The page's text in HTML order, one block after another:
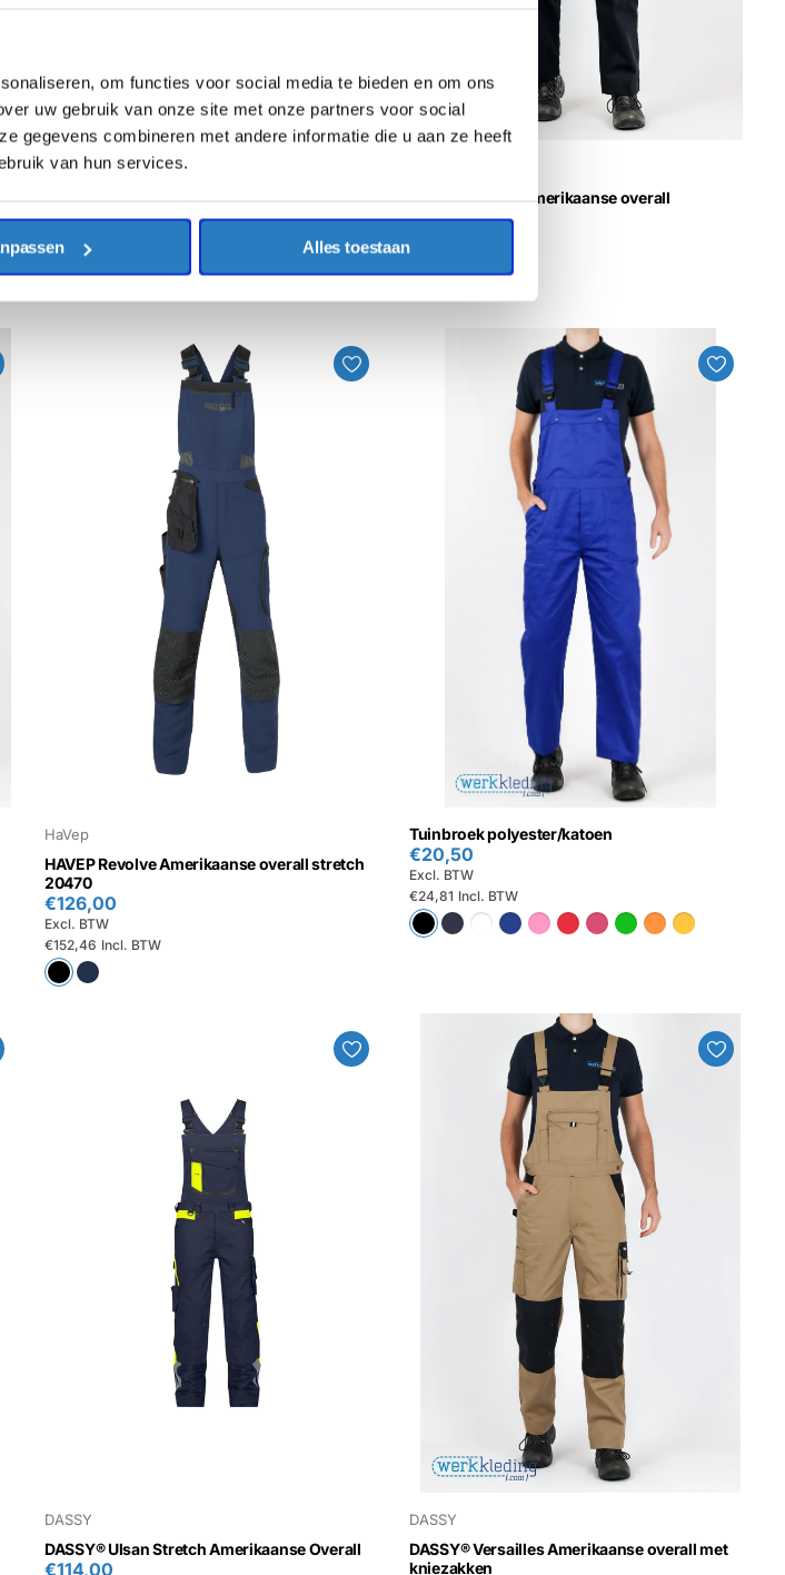
om functies voor social media te bieden en om ons
uw gebruik van onze site met onze partners voor social
gegevens combineren met andere informatie die u aan ze heeft
van hun services.
Alles toestaan
HaVep
Havep 2095 Amerikaanse overall
€50,19
€41,48
DASSY® Calais Amerikaanse overall
€61,59
€50,90
HaVep
HAVEP Revolve Amerikaanse overall stretch
20470
€152,46 Incl. BTW
€126,00
Excl. BTW
Tuinbroek polyester/katoen
€24,81 Incl. BTW
€20,50
Excl. BTW
DASSY
DASSY® Ulsan Stretch Amerikaanse Overall
€114,00
DASSY
DASSY® Versailles Amerikaanse overall met
kniezakken